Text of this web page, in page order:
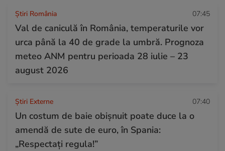
Știri România 07:45
Val de caniculă în România, temperaturile vor
urca până la 40 de grade la umbră. Prognoza
meteo ANM pentru perioada 28 iulie – 23
august 2026
Știri Externe 07:40
Un costum de baie obișnuit poate duce la o
amendă de sute de euro, în Spania:
„Respectați regula!”